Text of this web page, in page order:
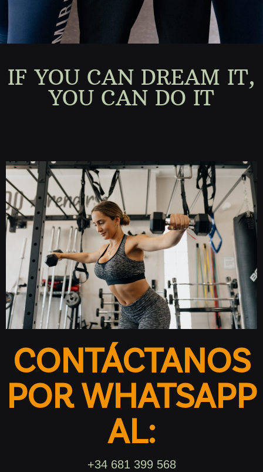
IF YOU CAN DREAM IT,
YOU CAN DO IT
CONTÁCTANOS
POR WHATSAPP
AL:
+34 681 399 568